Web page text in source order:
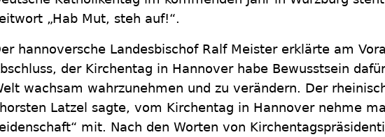
„Hab Mut, steh auf!“.
hannoversche Landesbischof Ralf Meister erklärte am
der Kirchentag in Hannover habe Bewusstsein
wachsam wahrzunehmen und zu verändern. Der
Latzel sagte, vom Kirchentag in Hannover nehme
mit. Nach den Worten von